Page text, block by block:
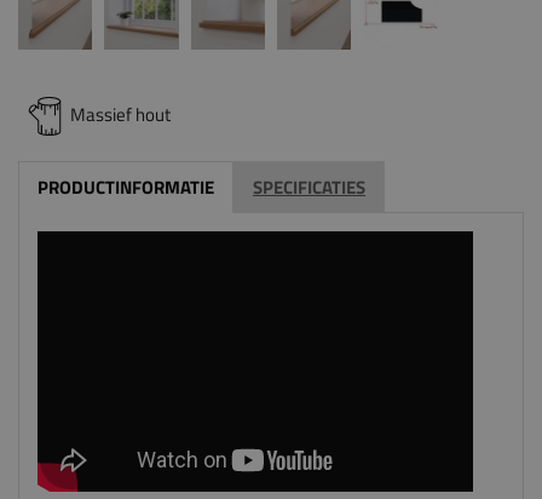
Massief hout
PRODUCTINFORMATIE SPECIFICATIES